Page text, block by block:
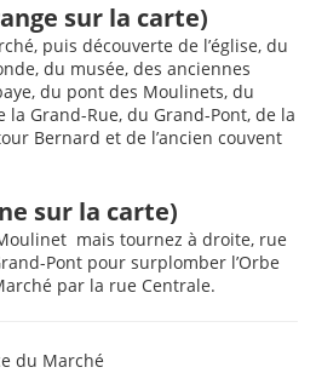
sur la carte)
puis découverte de l’église, du
du musée, des anciennes
du pont des Moulinets, du
la Grand-Rue, du Grand-Pont, de la
Bernard et de l’ancien couvent
sur la carte)
mais tournez à droite, rue
Pont pour surplomber l’Orbe
par la rue Centrale.
du Marché